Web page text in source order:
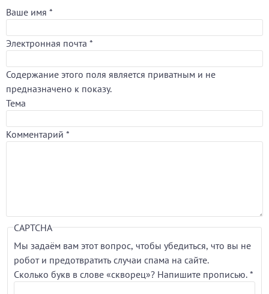
Ваше имя *
Электронная почта *
Содержание этого поля является приватным и не
предназначено к показу.
Тема
Комментарий *
CAPTCHA
Мы задаём вам этот вопрос, чтобы убедиться, что вы не
робот и предотвратить случаи спама на сайте.
Сколько букв в слове «скворец»? Напишите прописью. *